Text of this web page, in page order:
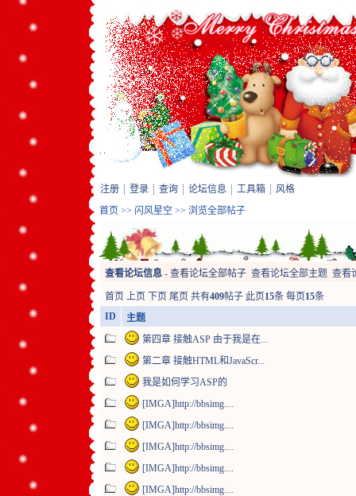
注册 登录 查询 论坛信息 工具箱
风格
首页 >> 闪风星空 >> 浏览全部帖子
查看论坛信息 - 查看论坛全部帖子 查看论坛全部主题 查看
首页 上页 下页 尾页 共有409帖子 此页15条 每页15条
ID
主题
第四章 接触ASP 由于我是在...
第二章 接触HTML和JavaScr...
我是如何学习ASP的
[IMGA]http://bbsimg....
[IMGA]http://bbsimg....
[IMGA]http://bbsimg....
[IMGA]http://bbsimg....
[IMGA]http://bbsimg....